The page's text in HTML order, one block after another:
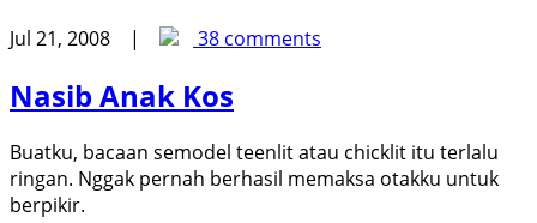
Jul 21, 2008 | 38 comments
Nasib Anak Kos
Buatku, bacaan semodel teenlit atau chicklit itu terlalu
ringan. Nggak pernah berhasil memaksa otakku untuk
berpikir.